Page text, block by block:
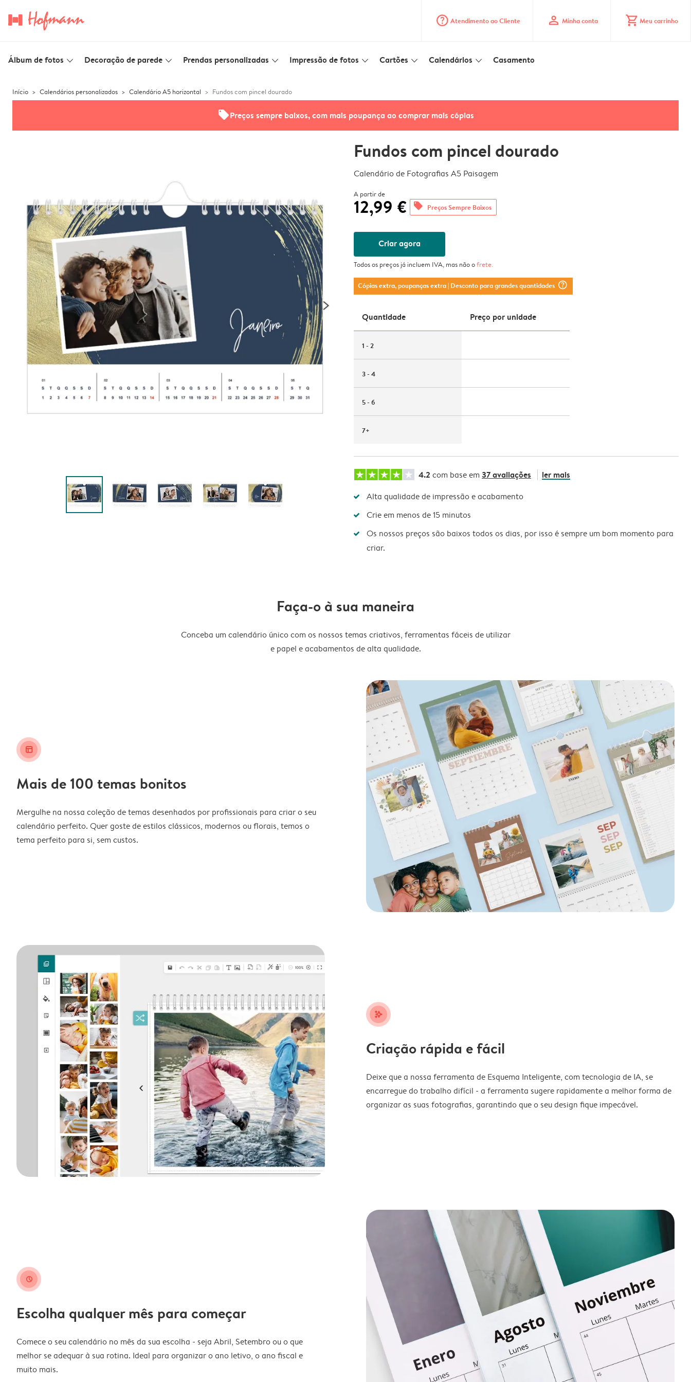
question_mark_circle Atendimento ao Cliente profile Minha conta shopping_cart Meu carrinho
Álbum de fotos slim_arrow_down Decoração de parede slim_arrow_down Prendas personalizadas slim_arrow_down Impressão de fotos slim_arrow_down Cartões slim_arrow_down Calendários slim_arrow_down Casamento
Início Calendários personalizados Calendário A5 horizontal Fundos com pincel dourado
offersPreços sempre baixos, com mais poupança ao comprar mais cópias
Fundos com pincel dourado
Calendário de Fotografias A5 Paisagem
A partir de
12,99 € offers Preços Sempre Baixos
Criar agora
Todos os preços já incluem IVA, mas não ofrete.
Cópias extra, poupanças extra| Desconto para grandes quantidades question_mark_circle
Quantidade Preço por unidade
1 - 2
3 - 4
5 - 6
7+
4.2 com base em 37 avaliações ler mais
Alta qualidade de impressão e acabamento
Crie em menos de 15 minutos
Os nossos preços são baixos todos os dias, por isso é sempre um bom momento para
criar.
Faça-o à sua maneira
Conceba um calendário único com os nossos temas criativos, ferramentas fáceis de utilizar
e papel e acabamentos de alta qualidade.
layout_alt
Mais de 100 temas bonitos
Mergulhe na nossa coleção de temas desenhados por profissionais para criar o seu
calendário perfeito. Quer goste de estilos clássicos, modernos ou florais, temos o
tema perfeito para si, sem custos.
stars_plus
Criação rápida e fácil
Deixe que a nossa ferramenta de Esquema Inteligente, com tecnologia de IA, se
encarregue do trabalho difícil - a ferramenta sugere rapidamente a melhor forma de
organizar as suas fotografias, garantindo que o seu design fique impecável.
clock
Escolha qualquer mês para começar
Comece o seu calendário no mês da sua escolha - seja Abril, Setembro ou o que
melhor se adequar à sua rotina. Ideal para organizar o ano letivo, o ano fiscal e
muito mais.